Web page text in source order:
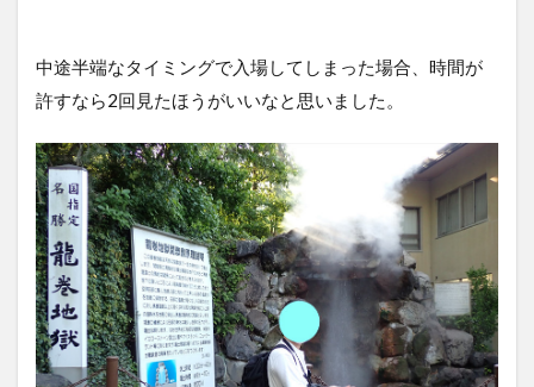
中途半端なタイミングで入場してしまった場合、時間が
許すなら2回見たほうがいいなと思いました。